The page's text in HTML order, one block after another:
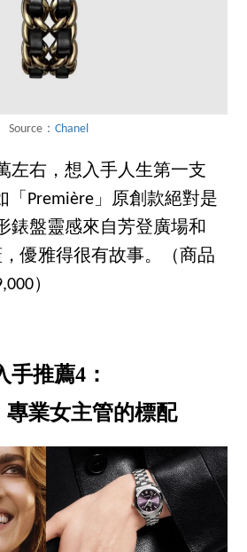
Source： Chanel
左右，想入手人生第一支
「Première」原創款絕對是
錶盤靈感來自芳登廣場和
，優雅得很有故事。（商品
）
手推薦4：
專業女主管的標配